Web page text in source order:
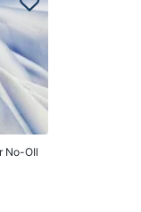
No-OIl